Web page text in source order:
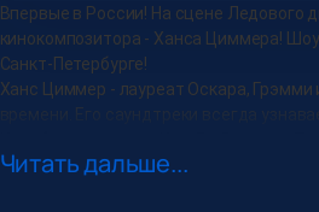
Впервые в России! На сцене Ледового
кинокомпозитора - Ханса Циммера!
Санкт-Петербурге!
Ханс Циммер - лауреат Оскара, Грэмми
времени. Его саундтреки всегда
Концертный тур «Симфоническое
Читать дальше...